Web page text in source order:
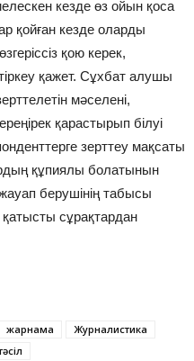
кезде өз ойын қоса
қойған кезде оларды
қою керек,
қажет. Сұхбат алушы
мәселені,
қарастырып білуі
зерттеу мақсаты
құпиялы болатынын
берушінің табысы
сұрақтардан
жарнама
Журналистика